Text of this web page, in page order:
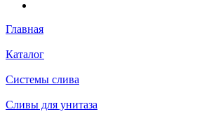
Главная
Каталог
Системы слива
Сливы для унитаза